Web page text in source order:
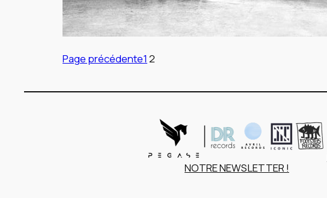
Page précédente1 2
NOTRE NEWSLETTER !